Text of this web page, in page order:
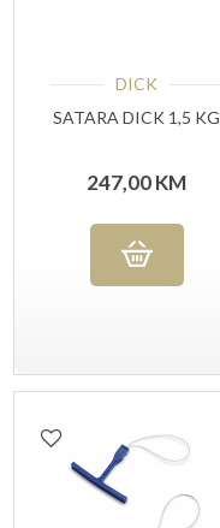
DICK
SATARA DICK 1,5 KG
247,00KM